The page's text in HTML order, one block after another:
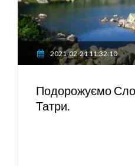
2021-02-21 11:32:10
Подорожуємо
Татри.